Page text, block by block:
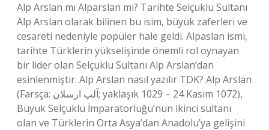
Alp Arslan mı Alparslan mı? Tarihte Selçuklu Sultanı
Alp Arslan olarak bilinen bu isim, büyük zaferleri ve
cesareti nedeniyle popüler hale geldi. Alpaslan ismi,
tarihte Türklerin yükselişinde önemli rol oynayan
bir lider olan Selçuklu Sultanı Alp Arslan’dan
esinlenmiştir. Alp Arslan nasıl yazılır TDK? Alp Arslan
(Farsça: آلپ ارسلان; yaklaşık 1029 – 24 Kasım 1072),
Büyük Selçuklu İmparatorluğu’nun ikinci sultanı
olan ve Türklerin Orta Asya’dan Anadolu’ya gelişini